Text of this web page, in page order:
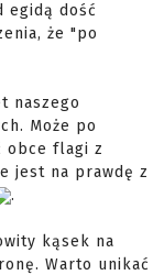
egidą dość
że "po
naszego
Może po
obce flagi z
jest na prawdę z
.
kąsek na
Warto unikać